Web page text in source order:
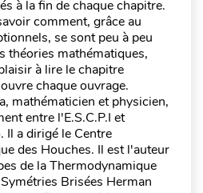
à la fin de chaque chapitre.
comment, grâce au
se sont peu à peu
théories mathématiques,
à lire le chapitre
chaque ouvrage.
mathématicien et physicien,
entre l'E.S.C.P.I et
Il a dirigé le Centre
des Houches. Il est l'auteur
de la Thermodynamique
Brisées Herman